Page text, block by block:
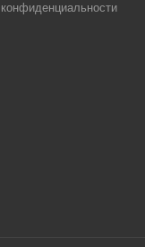
конфиденциальности